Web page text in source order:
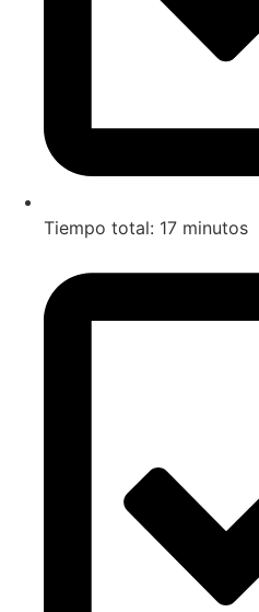
Tiempo total: 17 minutos